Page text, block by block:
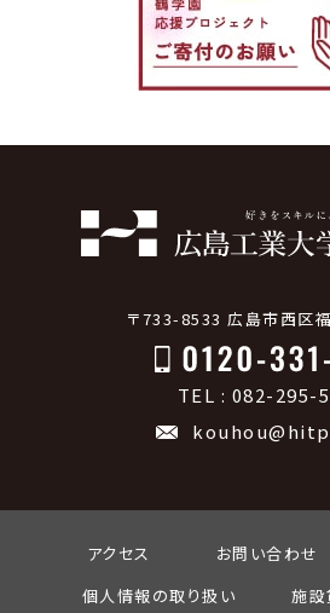
〒733-8533 広島市西区
TEL : 082-295-
アクセス お問い合わせ
個人情報の取り扱い
施設